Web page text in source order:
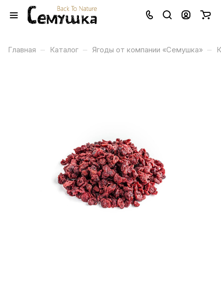
Главная – Каталог – Ягоды от компании «Семушка» –